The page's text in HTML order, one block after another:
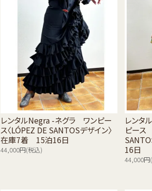
レンタルNegra -ネグラ ワンピー
ス〈LÓPEZ DE SANTOSデザイン〉
在庫7着 15泊16日
44,000円(税込)
レンタ
ピース
16日
44,000円